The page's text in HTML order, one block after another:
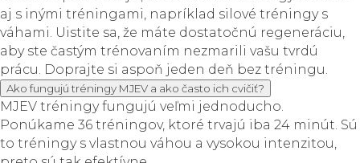
aj s inými tréningami, napríklad silové tréningy s
váhami. Uistite sa, že máte dostatočnú regeneráciu,
aby ste častým trénovaním nezmarili vašu tvrdú
prácu. Doprajte si aspoň jeden deň bez tréningu.
Ako fungujú tréningy MJEV a ako často ich cvičiť?
MJEV tréningy fungujú veľmi jednoducho.
Ponúkame 36 tréningov, ktoré trvajú iba 24 minút. Sú
to tréningy s vlastnou váhou a vysokou intenzitou,